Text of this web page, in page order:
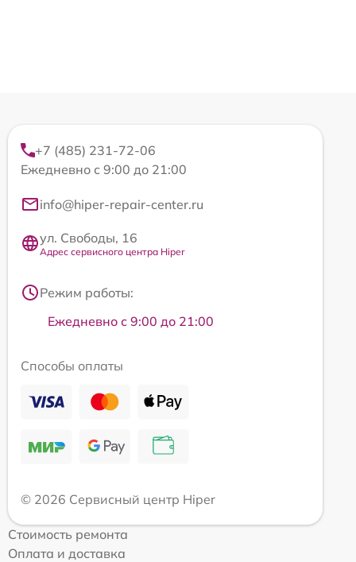
+7 (485) 231-72-06
Ежедневно с 9:00 до 21:00
info@hiper-repair-center.ru
ул. Свободы, 16
Адрес сервисного центра Hiper
Режим работы:
Ежедневно с 9:00 до 21:00
Способы оплаты
© 2026 Сервисный центр Hiper
Стоимость ремонта
Оплата и доставка